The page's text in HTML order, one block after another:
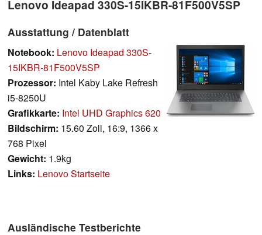
Lenovo Ideapad 330S-15IKBR-81F500V5SP
Ausstattung / Datenblatt
Notebook: Lenovo Ideapad 330S-
15IKBR-81F500V5SP
Prozessor: Intel Kaby Lake Refresh
i5-8250U
Grafikkarte: Intel UHD Graphics 620
Bildschirm: 15.60 Zoll, 16:9, 1366 x
768 Pixel
Gewicht: 1.9kg
Links: Lenovo Startseite
Ausländische Testberichte